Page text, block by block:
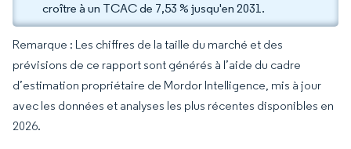
croître à un TCAC de 7,53 % jusqu'en 2031.
Remarque : Les chiffres de la taille du marché et des
prévisions de ce rapport sont générés à l’aide du cadre
d’estimation propriétaire de Mordor Intelligence, mis à jour
avec les données et analyses les plus récentes disponibles en
2026.